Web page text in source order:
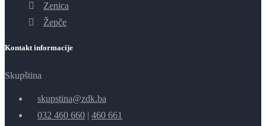
Zenica
Žepče
Kontakt informacije
Skupština
skupstina@zdk.ba
032 460 660 | 460 661